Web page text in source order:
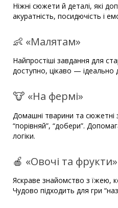
Ніжні сюжети й деталі, які
акуратність, посидючість і
👶 «Малятам»
Найпростіші завдання для
доступно, цікаво —
🐮 «На фермі»
Домашні тварини та сюжетні
“порівняй”, “добери”.
логіки.
🍎 «Овочі та фрукти»
Яскраве знайомство з їжею,
Чудово підходить для гри